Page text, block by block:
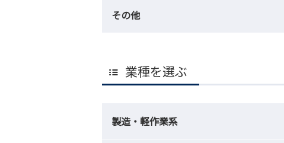
その他
業種を選ぶ
製造・軽作業系